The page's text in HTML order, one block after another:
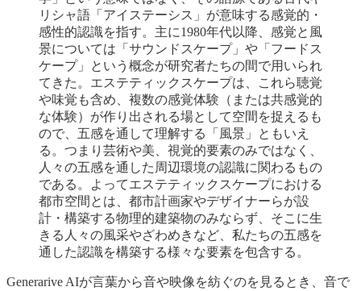
リシャ語「アイステーシス」が意味する感覚的・
感性的認識を指す。主に1980年代以降、感覚と風
景については「サウンドスケープ」や「フードス
ケープ」という概念が研究者たちの間で用いられ
てきた。エステティックスケープは、これら聴覚
や味覚も含め、複数の感覚体験（または共感覚的
な体験）が作り出される場として空間を捉えるも
ので、五感を通して理解する「風景」ともいえ
る。つまり芸術や美、視覚的要素のみではなく、
人々の五感を通した周辺環境の認識に関わるもの
である。よってエステティックスケープにおける
都市空間とは、都市計画家やデザイナーらが設
計・構築する物理的建築物のみならず、そこに生
きる人々の風采やざわめきなど、私たちの五感を
通した認識を構築する様々な要素を包含する。
Generarive AIが言葉から音や映像を紡ぐのを見るとき、音で